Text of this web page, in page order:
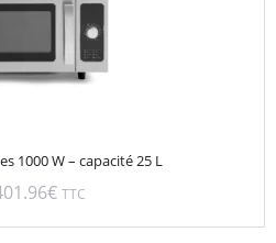
1000 W – capacité 25 L
€ TTC